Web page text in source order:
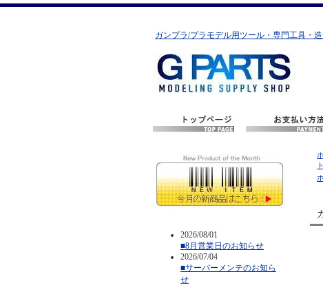
ガンプラ/プラモデル用ツール・専門工具・
2026/08/01
■8月営業日のお知らせ
2026/07/04
■サーバーメンテのお知ら
せ